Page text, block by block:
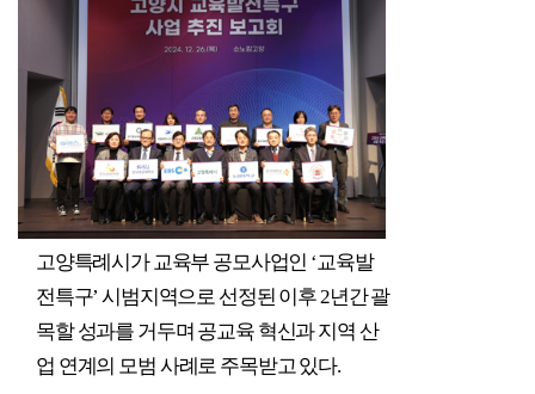
고양특례시가 교육부 공모사업인 ‘교육발
전특구’시범지역으로 선정된 이후2년간 괄
목할 성과를 거두며 공교육 혁신과 지역 산
업 연계의 모범 사례로 주목받고 있다.